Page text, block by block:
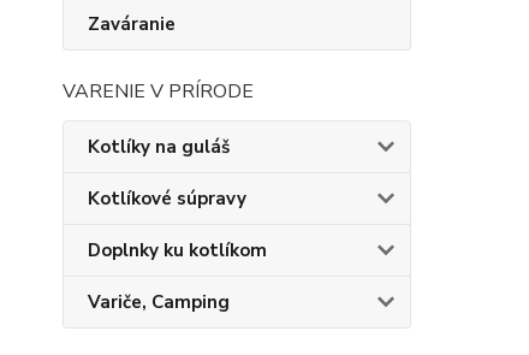
Zaváranie
VARENIE V PRÍRODE
Kotlíky na guláš
Kotlíkové súpravy
Doplnky ku kotlíkom
Variče, Camping